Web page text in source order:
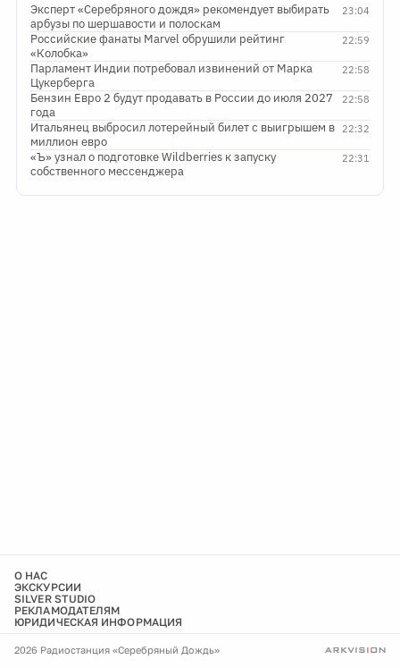
23:04
Эксперт «Серебряного дождя» рекомендует выбирать
арбузы по шершавости и полоскам
22:59
Российские фанаты Marvel обрушили рейтинг
«Колобка»
22:58
Парламент Индии потребовал извинений от Марка
Цукерберга
22:58
Бензин Евро 2 будут продавать в России до июля 2027
года
22:32
Итальянец выбросил лотерейный билет с выигрышем в
миллион евро
22:31
«Ъ» узнал о подготовке Wildberries к запуску
собственного мессенджера
О НАС
ЭКСКУРСИИ
SILVER STUDIO
РЕКЛАМОДАТЕЛЯМ
ЮРИДИЧЕСКАЯ ИНФОРМАЦИЯ
2026 Радиостанция «Серебряный Дождь»